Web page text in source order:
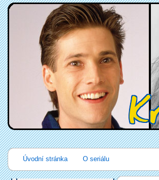
Úvodní stránka O seriálu